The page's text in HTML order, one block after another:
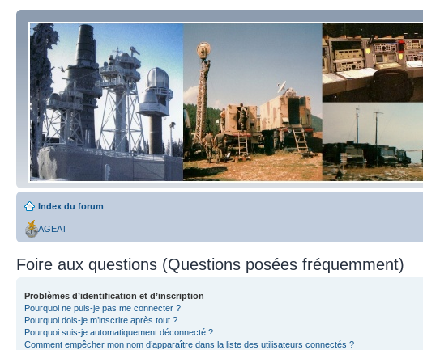
Index du forum
AGEAT
Foire aux questions (Questions posées fréquemment)
Problèmes d’identification et d’inscription
Pourquoi ne puis-je pas me connecter ?
Pourquoi dois-je m’inscrire après tout ?
Pourquoi suis-je automatiquement déconnecté ?
Comment empêcher mon nom d’apparaître dans la liste des utilisateurs connectés ?